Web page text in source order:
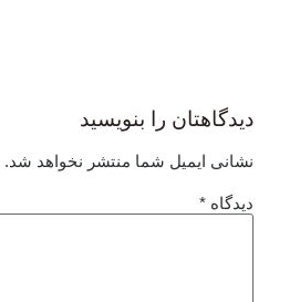
دیدگاهتان را بنویسید
نشانی ایمیل شما منتشر نخواهد شد.
دیدگاه *